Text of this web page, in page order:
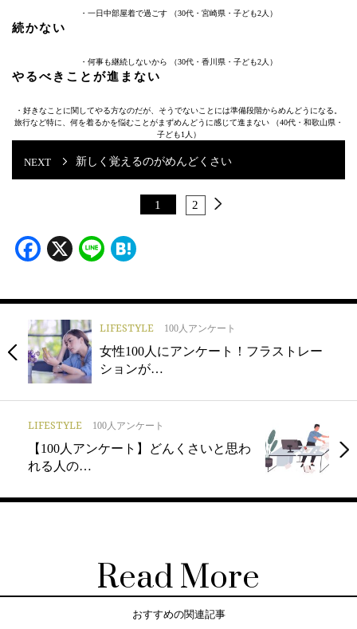
・一日中部屋着で過ごす （30代・宮崎県・子ども2人）
続かない
・何事も継続しないから （30代・香川県・子ども2人）
やるべきことが進まない
・好きなことに関してやる方なのだが、そうでないことには準備段階からめんどうになる。
旅行など特に、何を着るかを悩むことがまずめんどうに感じて進まない （40代・和歌山県・
子ども1人）
新しく覚えるのがめんどくさい
1 2
Facebook
X Line
LIFESTYLE 100人アンケート
女性100人にアンケート！フラストレー
ションが…
LIFESTYLE 100人アンケート
【100人アンケート】どんくさいと思わ
れる人の…
Read More
おすすめの関連記事